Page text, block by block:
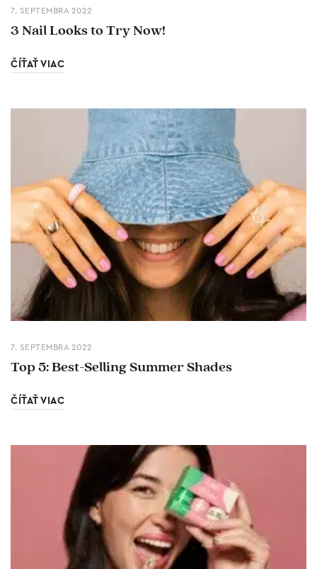
7. SEPTEMBRA 2022
3 Nail Looks to Try Now!
ČÍŤAŤ VIAC
7. SEPTEMBRA 2022
Top 5: Best-Selling Summer Shades
ČÍŤAŤ VIAC